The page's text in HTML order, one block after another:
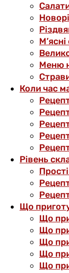
Меню
Коли час
Рівень
Що
Що
Що
Що
Що
Що